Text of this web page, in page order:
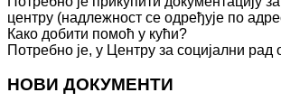
центру (надлежност се одређује по
Како добити помоћ у кући?
Потребно је, у Центру за социјални
НОВИ ДОКУМЕНТИ